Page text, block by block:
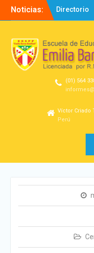
Noticias:
Directorio
(01) 564
Víctor Criado
Perú